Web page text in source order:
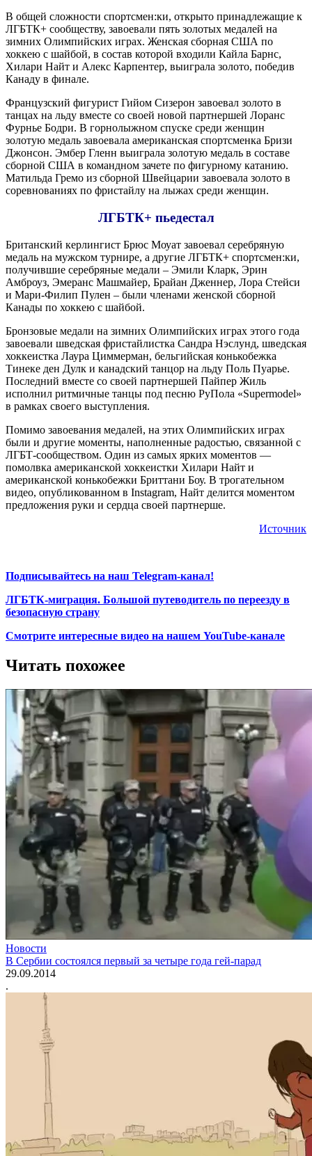
В общей сложности спортсмен:ки, открыто принадлежащие к
ЛГБТК+ сообществу, завоевали пять золотых медалей на
зимних Олимпийских играх. Женская сборная США по
хоккею с шайбой, в состав которой входили Кайла Барнс,
Хилари Найт и Алекс Карпентер, выиграла золото, победив
Канаду в финале.
Французский фигурист Гийом Сизерон завоевал золото в
танцах на льду вместе со своей новой партнершей Лоранс
Фурнье Бодри. В горнолыжном спуске среди женщин
золотую медаль завоевала американская спортсменка Бризи
Джонсон. Эмбер Гленн выиграла золотую медаль в составе
сборной США в командном зачете по фигурному катанию.
Матильда Гремо из сборной Швейцарии завоевала золото в
соревнованиях по фристайлу на лыжах среди женщин.
ЛГБТК+ пьедестал
Британский керлингист Брюс Моуат завоевал серебряную
медаль на мужском турнире, а другие ЛГБТК+ спортсмен:ки,
получившие серебряные медали – Эмили Кларк, Эрин
Амброуз, Эмеранс Машмайер, Брайан Дженнер, Лора Стейси
и Мари-Филип Пулен – были членами женской сборной
Канады по хоккею с шайбой.
Бронзовые медали на зимних Олимпийских играх этого года
завоевали шведская фристайлистка Сандра Нэслунд, шведская
хоккеистка Лаура Циммерман, бельгийская конькобежка
Тинеке ден Дулк и канадский танцор на льду Поль Пуарье.
Последний вместе со своей партнершей Пайпер Жиль
исполнил ритмичные танцы под песню РуПола «Supermodel»
в рамках своего выступления.
Помимо завоевания медалей, на этих Олимпийских играх
были и другие моменты, наполненные радостью, связанной с
ЛГБТ-сообществом. Один из самых ярких моментов —
помолвка американской хоккеистки Хилари Найт и
американской конькобежки Бриттани Боу. В трогательном
видео, опубликованном в Instagram, Найт делится моментом
предложения руки и сердца своей партнерше.
Источник
Подписывайтесь на наш Telegram-канал!
ЛГБТК-миграция. Большой путеводитель по переезду в
безопасную страну
Смотрите интересные видео на нашем YouTube-канале
Читать похожее
Новости
В Сербии состоялся первый за четыре года гей-парад
29.09.2014
.